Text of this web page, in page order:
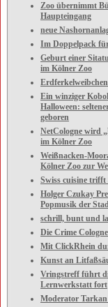
Zoo übernimmt
Haupteingang
neue
Im Doppelpack
Geburt einer
im Kölner Zoo
Ein winziger
Halloween:
geboren
NetCologne wird
im Kölner Zoo
Weißnacken-
Kölner Zoo zur
Swiss cuisine trifft
Holger Czukay
Popmusik der
schrill, bunt und
Die Crime
Mit ClickRhein
Kunst an
Vringstreff führt
Lernwerkstatt fort
Moderator Tarkan